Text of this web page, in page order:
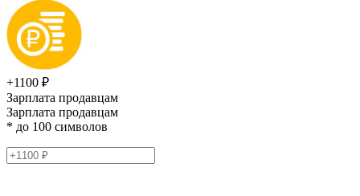
+1100 ₽
Зарплата продавцам
Зарплата продавцам
* до 100 символов